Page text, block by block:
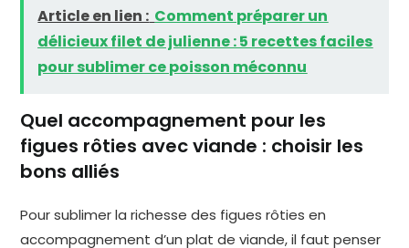
Article en lien : Comment préparer un
délicieux filet de julienne : 5 recettes faciles
pour sublimer ce poisson méconnu
Quel accompagnement pour les
figues rôties avec viande : choisir les
bons alliés
Pour sublimer la richesse des figues rôties en
accompagnement d’un plat de viande, il faut penser